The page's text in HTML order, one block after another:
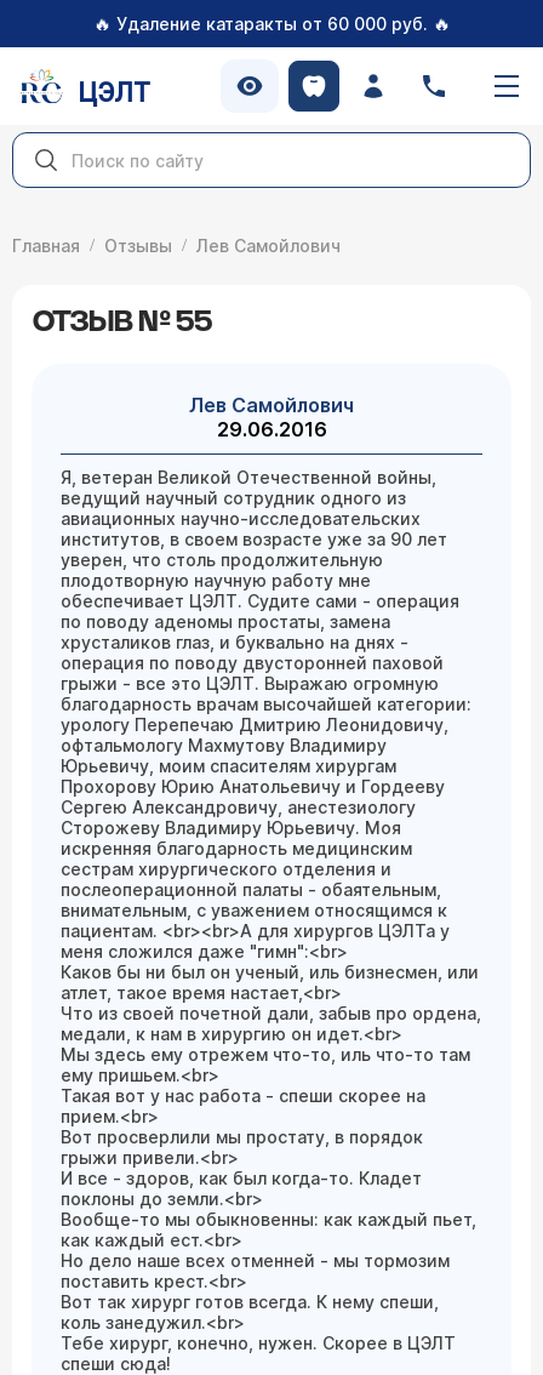
🔥 Удаление катаракты от 60 000 руб. 🔥
ЦЭЛТ
Главная Отзывы Лев Самойлович
ОТЗЫВ № 55
Лев Самойлович
29.06.2016
Я, ветеран Великой Отечественной войны,
ведущий научный сотрудник одного из
авиационных научно-исследовательских
институтов, в своем возрасте уже за 90 лет
уверен, что столь продолжительную
плодотворную научную работу мне
обеспечивает ЦЭЛТ. Судите сами - операция
по поводу аденомы простаты, замена
хрусталиков глаз, и буквально на днях -
операция по поводу двусторонней паховой
грыжи - все это ЦЭЛТ. Выражаю огромную
благодарность врачам высочайшей категории:
урологу Перепечаю Дмитрию Леонидовичу,
офтальмологу Махмутову Владимиру
Юрьевичу, моим спасителям хирургам
Прохорову Юрию Анатольевичу и Гордееву
Сергею Александровичу, анестезиологу
Сторожеву Владимиру Юрьевичу. Моя
искренняя благодарность медицинским
сестрам хирургического отделения и
послеоперационной палаты - обаятельным,
внимательным, с уважением относящимся к
пациентам. <br><br>А для хирургов ЦЭЛТа у
меня сложился даже "гимн":<br>
Каков бы ни был он ученый, иль бизнесмен, или
атлет, такое время настает,<br>
Что из своей почетной дали, забыв про ордена,
медали, к нам в хирургию он идет.<br>
Мы здесь ему отрежем что-то, иль что-то там
ему пришьем.<br>
Такая вот у нас работа - спеши скорее на
прием.<br>
Вот просверлили мы простату, в порядок
грыжи привели.<br>
И все - здоров, как был когда-то. Кладет
поклоны до земли.<br>
Вообще-то мы обыкновенны: как каждый пьет,
как каждый ест.<br>
Но дело наше всех отменней - мы тормозим
поставить крест.<br>
Вот так хирург готов всегда. К нему спеши,
коль занедужил.<br>
Тебе хирург, конечно, нужен. Скорее в ЦЭЛТ
спеши сюда!